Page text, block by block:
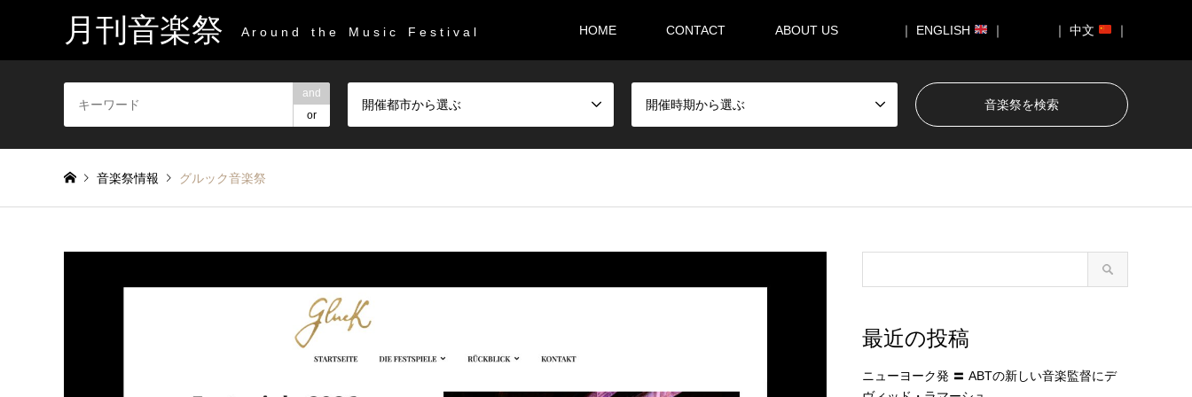
月刊音楽祭 A r o u n d t h e M u s i c F e s t i v a l HOME CONTACT ABOUT US ｜ ENGLISH ｜ ｜ 中文 ｜
and
or
開催都市から選ぶ 開催時期から選ぶ
音楽祭情報 グルック音楽祭
最近の投稿
ニューヨーク発 〓 ABTの新しい音楽監督にデ